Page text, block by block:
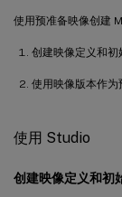
使用预准备映像创建
创建映像定义和初
使用映像版本作
使用 Studio
创建映像定义和初